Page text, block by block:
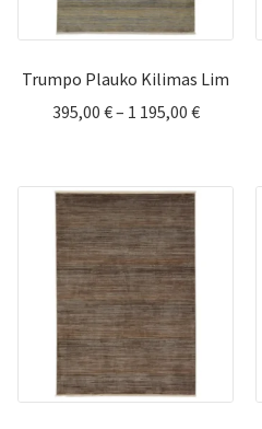
Trumpo Plauko Kilimas Lim
395,00 €– 1 195,00 €Price
through